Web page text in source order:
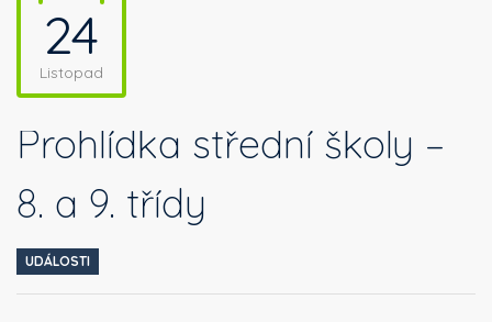
24
Listopad
Prohlídka střední školy –
8. a 9. třídy
UDÁLOSTI